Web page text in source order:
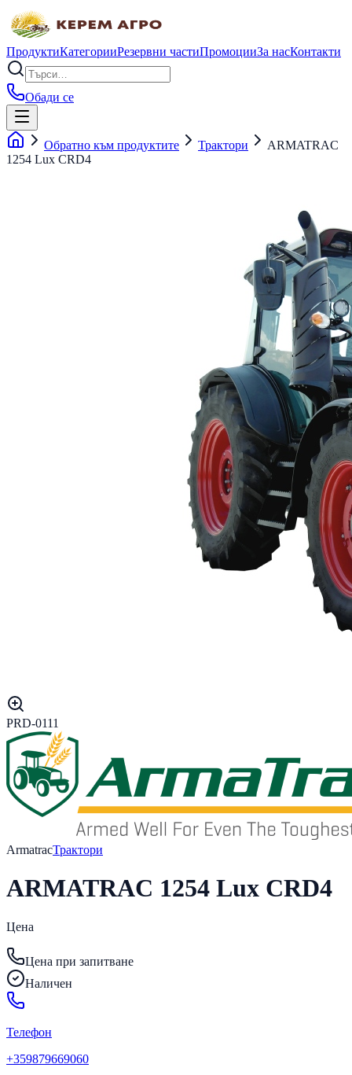
ПродуктиКатегорииРезервни частиПромоцииЗа насКонтакти
Обади се
Обратно към продуктите Трактори
ARMATRAC
1254 Lux CRD4
PRD-0111
ArmatracТрактори
ARMATRAC 1254 Lux CRD4
Цена
Цена при запитване
Наличен
Телефон
+359879669060